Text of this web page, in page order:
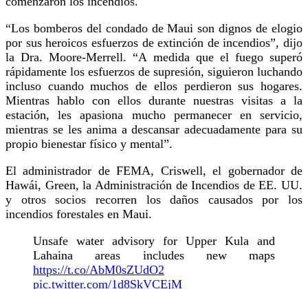
“Los bomberos del condado de Maui son dignos de elogio
por sus heroicos esfuerzos de extinción de incendios”, dijo
la Dra. Moore-Merrell. “A medida que el fuego superó
rápidamente los esfuerzos de supresión, siguieron luchando
incluso cuando muchos de ellos perdieron sus hogares.
Mientras hablo con ellos durante nuestras visitas a la
estación, les apasiona mucho permanecer en servicio,
mientras se les anima a descansar adecuadamente para su
propio bienestar físico y mental”.
El administrador de FEMA, Criswell, el gobernador de
Hawái, Green, la Administración de Incendios de EE. UU.
y otros socios recorren los daños causados por los
incendios forestales en Maui.
Unsafe water advisory for Upper Kula and
Lahaina areas includes new maps
https://t.co/AbM0sZUdO2
pic.twitter.com/1d8SkVCEjM